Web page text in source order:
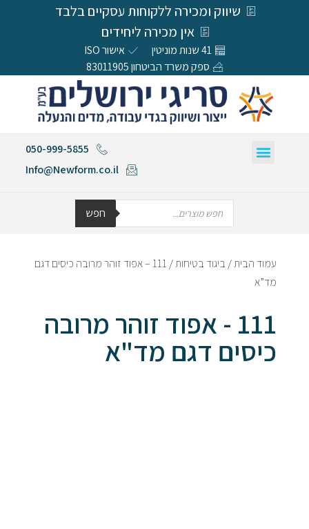
שיווק ומכירה ללקוחות עסקיים בלבד
אין מכירה ליחידים
41 שנות מוניטין
אישור ISO
ספק משרד הביטחון 83011905
050-999-5855
Info@Newform.co.il
חפש
עמוד הבית/ ביגוד בטיחות
/ 111 – אפוד זוהר מרובה כיסים דגם
מד”א
111 - אפוד זוהר מרובה
כיסים דגם מד"א